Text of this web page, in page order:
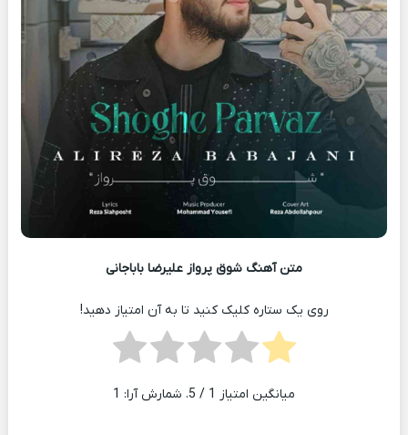
متن آهنگ شوق پرواز علیرضا باباجانی
روی یک ستاره کلیک کنید تا به آن امتیاز دهید!
میانگین امتیاز 1 / 5. شمارش آرا: 1